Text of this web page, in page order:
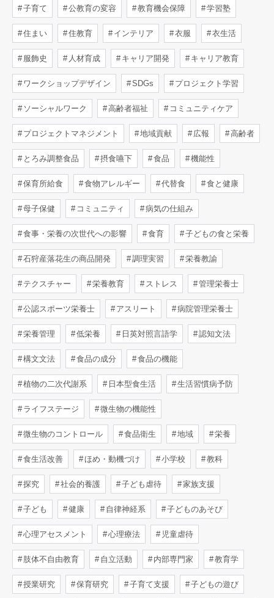
子育て 公教育の変容 教育機会保障 学習塾
住まい 住教育 インテリア 衣服 衣生活
服飾史 人材育成 キャリア開発 キャリア教育
ワークショップデザイン SDGs プロジェクト学習
ソーシャルワーク 高齢者福祉 コミュニティケア
プロジェクトマネジメント 地域貢献 広報 高齢者
とろみ調整食品 摂食嚥下 食品 機能性
保育所給食 食物アレルギー 代替食 食と健康
母子保健 コミュニティ 病気の仕組み
食事・栄養の次世代への影響 食育 子どもの食と栄養
石狩産落花生の商品開発 調理実習 栄養教諭
テクスチャー 栄養教育 ストレス 管理栄養士
公認スポーツ栄養士 アスリート 病院管理栄養士
栄養管理 低栄養 日英対照言語学 認知文法
構文文法 食品の成分 食品の機能
植物の二次代謝系 日本型食生活 生活習慣病予防
ライフステージ 微生物の機能性
微生物のコントロール 食品衛生 地域 栄養
食生活改善 ほめ・動機づけ 小学校 教科
探究 社会的養護 子ども虐待 家族支援
子ども 健康 自律神経系 子どものあそび
心理アセスメント 心理療法 児童虐待
肢体不自由教育 自立活動 内部専門家 教育学
授業研究 保育研究 子育て支援 子どもの遊び